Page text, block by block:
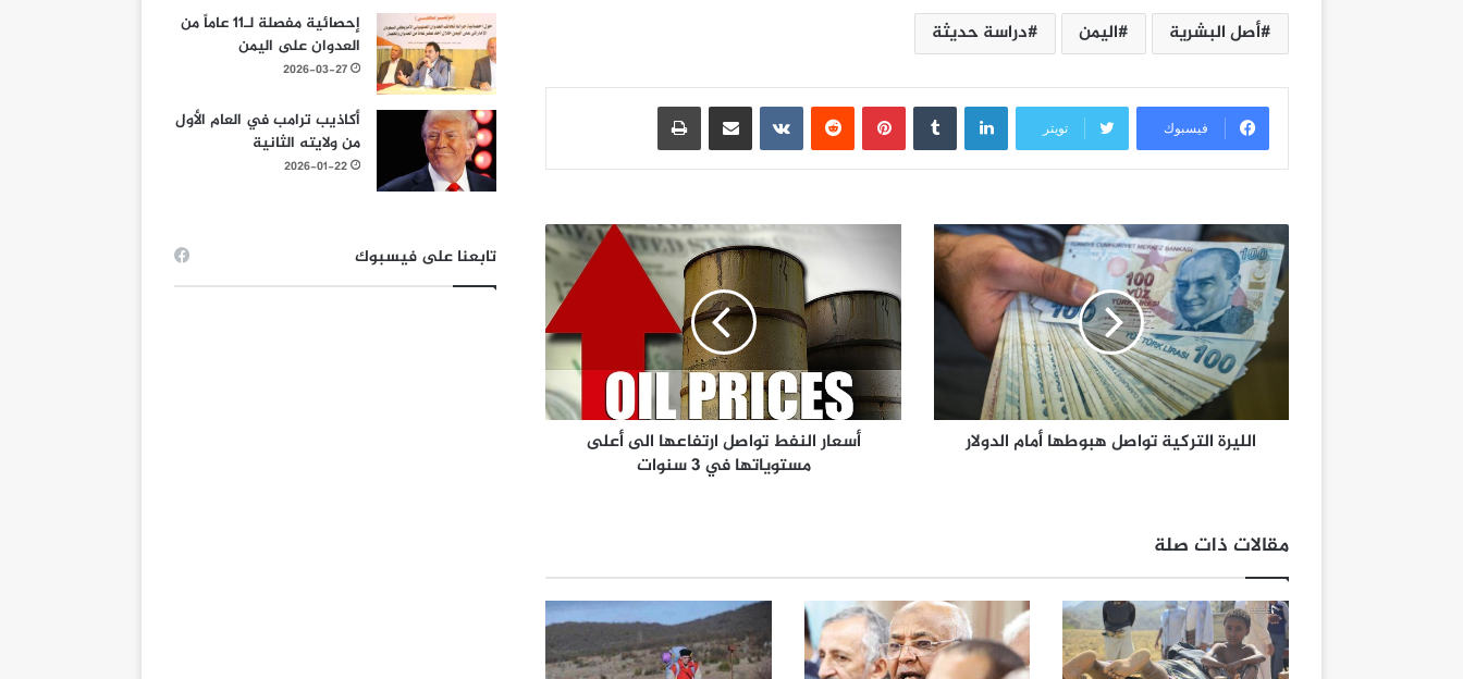
أصل البشرية اليمن دراسة حديثة
فيسبوك تويتر
لينكدإن بينتيريست مشاركة عبر البريد طباعة
الليرة التركية تواصل هبوطها أمام الدولار
أسعار النفط تواصل ارتفاعها الى أعلى
مستوياتها في 3 سنوات
مقالات ذات صلة
إحصائية مفصلة لـ11 عاماً من
العدوان على اليمن
2026-03-27
أكاذيب ترامب في العام الأول
من ولايته الثانية
2026-01-22
تابعنا على فيسبوك